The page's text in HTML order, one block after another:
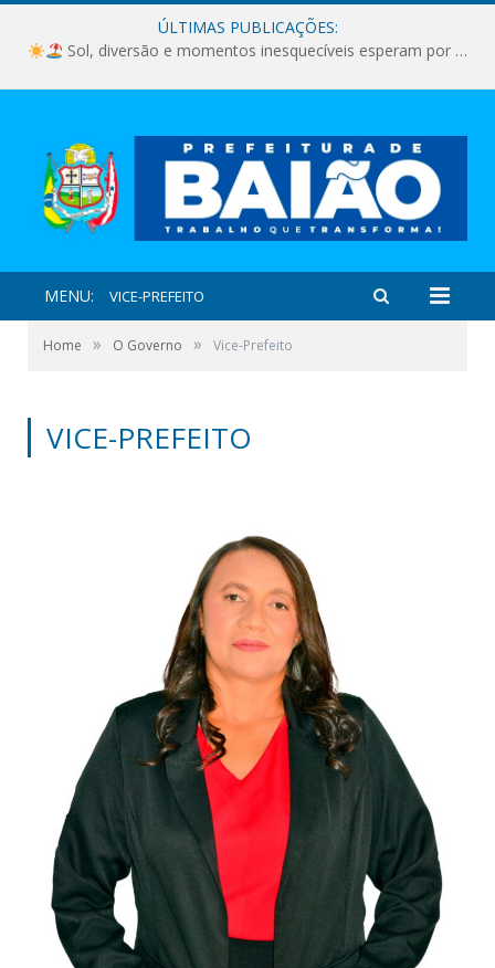
ÚLTIMAS PUBLICAÇÕES:
Sol, diversão e momentos inesquecíveis esperam por você!
MENU: VICE-PREFEITO
Home » O Governo » Vice-Prefeito
VICE-PREFEITO